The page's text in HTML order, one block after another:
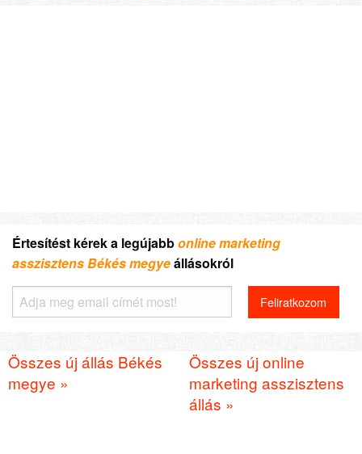
Értesítést kérek a legújabbonline marketing
asszisztens Békés megyeállásokról
Összes új állás Békés
megye »
Összes új online
marketing asszisztens
állás »